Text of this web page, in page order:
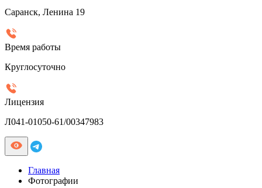
Саранск, Ленина 19
Время работы
Круглосуточно
Лицензия
Л041-01050-61/00347983
Главная
Фотографии